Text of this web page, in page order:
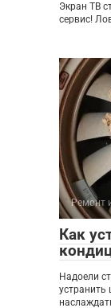
Экран ТВ
сервис!
Ремонт
Как
Надоели
устранить